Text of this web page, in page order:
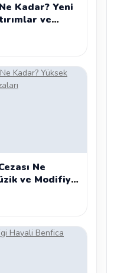
Kadar? Yeni
ve
Ne
ve Modifiye